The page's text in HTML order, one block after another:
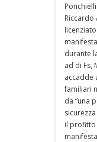
Riccardo
durante
ad di Fs,
accadde
familiari
da “una
il profitto